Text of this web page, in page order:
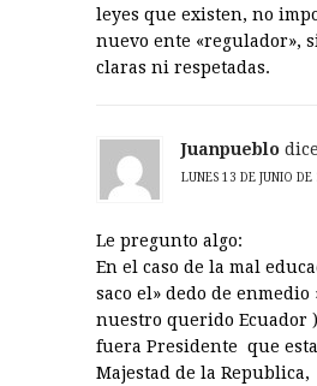
leyes que existen, no
nuevo ente «regulador»,
claras ni respetadas.
Juanpueblo
LUNES 13 DE JUNIO
Le pregunto algo:
En el caso de la mal
saco el» dedo de
nuestro querido Ecuador
fuera Presidente que
Majestad de la